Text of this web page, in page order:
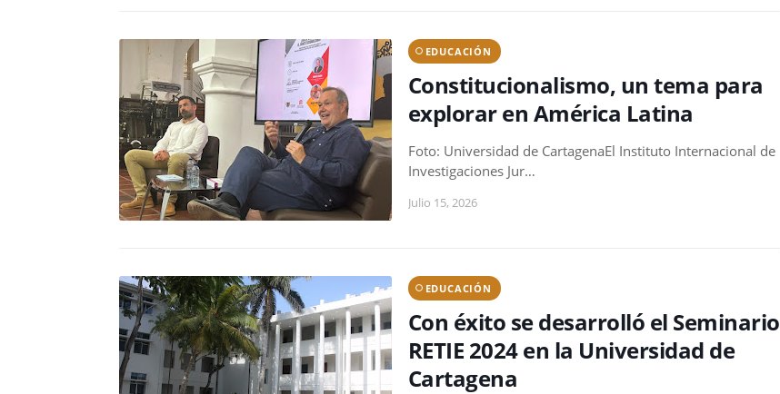
EDUCACIÓN
Constitucionalismo, un tema para
explorar en América Latina
Foto: Universidad de CartagenaEl Instituto Internacional de
Investigaciones Jur…
Julio 15, 2026
EDUCACIÓN
Con éxito se desarrolló el Seminario
RETIE 2024 en la Universidad de
Cartagena